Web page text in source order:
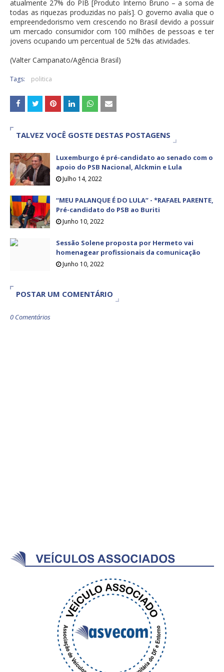
atualmente 27% do PIB [Produto Interno Bruno – a soma de
todas as riquezas produzidas no país]. O governo avalia que o
empreendedorismo vem crescendo no Brasil devido a possuir
um mercado consumidor com 100 milhões de pessoas e ter
jovens ocupando um percentual de 52% das atividades.
(Valter Campanato/Agência Brasil)
Tags: politica
TALVEZ VOCÊ GOSTE DESTAS POSTAGENS
Luxemburgo é pré-candidato ao senado com o
apoio do PSB Nacional, Alckmin e Lula
Julho 14, 2022
“MEU PALANQUE É DO LULA” - *RAFAEL PARENTE,
Pré-candidato do PSB ao Buriti
Junho 10, 2022
Sessão Solene proposta por Hermeto vai
homenagear profissionais da comunicação
Junho 10, 2022
POSTAR UM COMENTÁRIO
0 Comentários